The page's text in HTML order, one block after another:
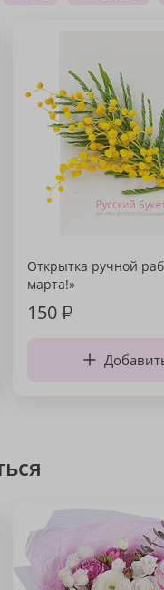
Открытка ручной
марта!»
150₽